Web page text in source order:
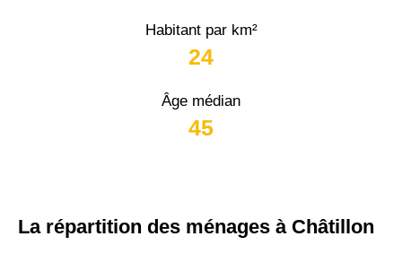
Habitant par km²
24
Âge médian
45
La répartition des ménages à Châtillon